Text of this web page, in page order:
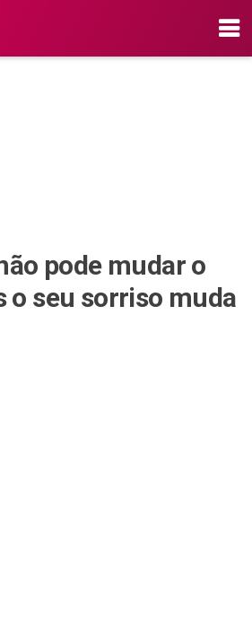
pode mudar o
o seu sorriso muda